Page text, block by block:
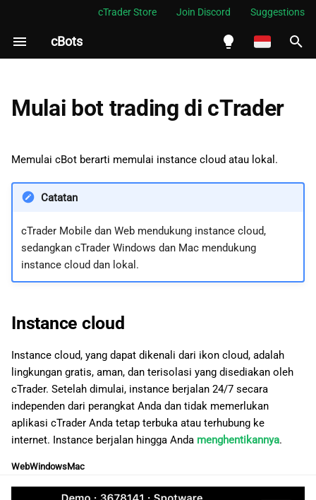
cTrader Store Join Discord Suggestions
cBots
Español
العربية
ไทย
Tiếng Việt
한국어
Deutsch
Français
Italiano
Polski
M
m
n
p
e
n
Instance cloud
Mulai instance
Hentikan instance
Mulai bot trading di cTrader
Memulai cBot berarti memulai instance cloud atau lokal.
Catatan
cTrader Mobile dan Web mendukung instance cloud,
sedangkan cTrader Windows dan Mac mendukung
instance cloud dan lokal.
Instance cloud
Instance cloud, yang dapat dikenali dari ikon cloud, adalah
lingkungan gratis, aman, dan terisolasi yang disediakan oleh
cTrader. Setelah dimulai, instance berjalan 24/7 secara
independen dari perangkat Anda dan tidak memerlukan
aplikasi cTrader Anda tetap terbuka atau terhubung ke
internet. Instance berjalan hingga Anda menghentikannya.
WebWindowsMac